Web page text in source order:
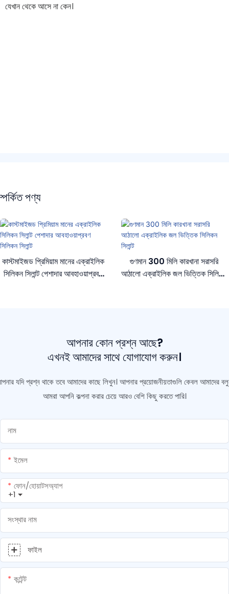
যেখান থেকে আসে না কেন।
পণ্য
কাস্টমাইজড প্রিমিয়াম মানের এক্রাইলিক
সিলিকন সিলান্ট পেশাদার আবহাওয়াপ্রবণ
গুণমান 300 মিলি কারখানা সরাসরি
আঠালো এক্রাইলিক জল ভিত্তিক সিলিকন
আপনার কোন প্রশ্ন আছে?
এখনই আমাদের সাথে যোগাযোগ করুন।
যদি প্রশ্ন থাকে তবে আমাদের কাছে লিখুন। আপনার প্রয়োজনীয়তাগুলি কেবল আমাদের
আমরা আপনি কল্পনা করার চেয়ে আরও বেশি কিছু করতে পারি।
নাম
ইমেল
+1
ফোন/হোয়াটসঅ্যাপ
সংস্থার নাম
ফাইল
কন্টেন্ট